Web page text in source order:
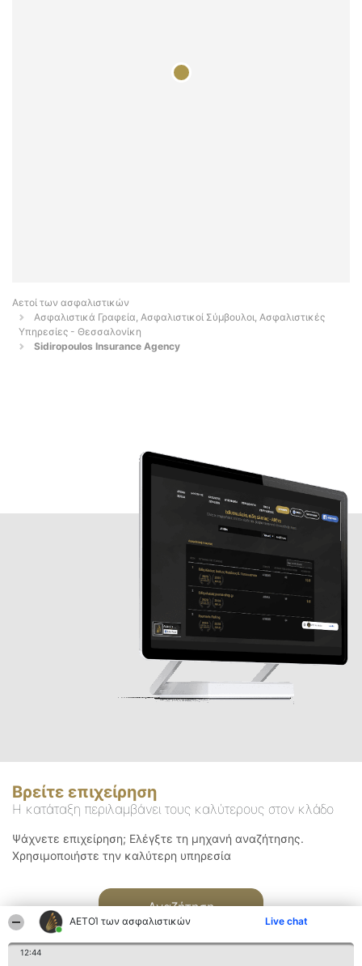
ΑΕΤΟΊ των ασφαλιστικών Live chat
12:44
Αετοί των ασφαλιστικών
Ασφαλιστικά Γραφεία, Ασφαλιστικοί Σύμβουλοι, Ασφαλιστικές
Υπηρεσίες - Θεσσαλονίκη
Sidiropoulos Insurance Agency
Βρείτε επιχείρηση
Η κατάταξη περιλαμβάνει τους καλύτερους στον κλάδο
Ψάχνετε επιχείρηση; Ελέγξτε τη μηχανή αναζήτησης.
Χρησιμοποιήστε την καλύτερη υπηρεσία
Αναζήτηση